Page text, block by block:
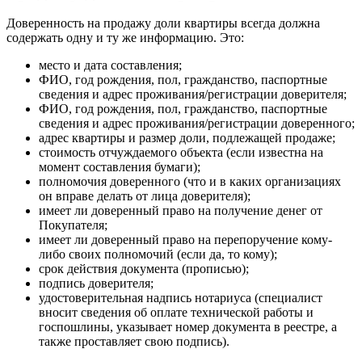
Доверенность на продажу доли квартиры всегда должна
содержать одну и ту же информацию. Это:
место и дата составления;
ФИО, год рождения, пол, гражданство, паспортные
сведения и адрес проживания/регистрации доверителя;
ФИО, год рождения, пол, гражданство, паспортные
сведения и адрес проживания/регистрации доверенного;
адрес квартиры и размер доли, подлежащей продаже;
стоимость отчуждаемого объекта (если известна на
момент составления бумаги);
полномочия доверенного (что и в каких организациях
он вправе делать от лица доверителя);
имеет ли доверенный право на получение денег от
Покупателя;
имеет ли доверенный право на перепоручение кому-
либо своих полномочий (если да, то кому);
срок действия документа (прописью);
подпись доверителя;
удостоверительная надпись нотариуса (специалист
вносит сведения об оплате технической работы и
госпошлины, указывает номер документа в реестре, а
также проставляет свою подпись).